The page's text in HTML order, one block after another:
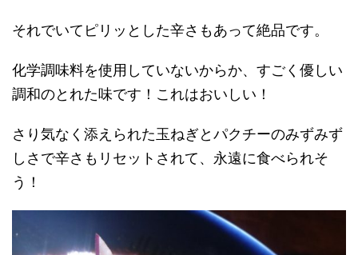
それでいてピリッとした辛さもあって絶品です。
化学調味料を使用していないからか、すごく優しい
調和のとれた味です！これはおいしい！
さり気なく添えられた玉ねぎとパクチーのみずみず
しさで辛さもリセットされて、永遠に食べられそ
う！